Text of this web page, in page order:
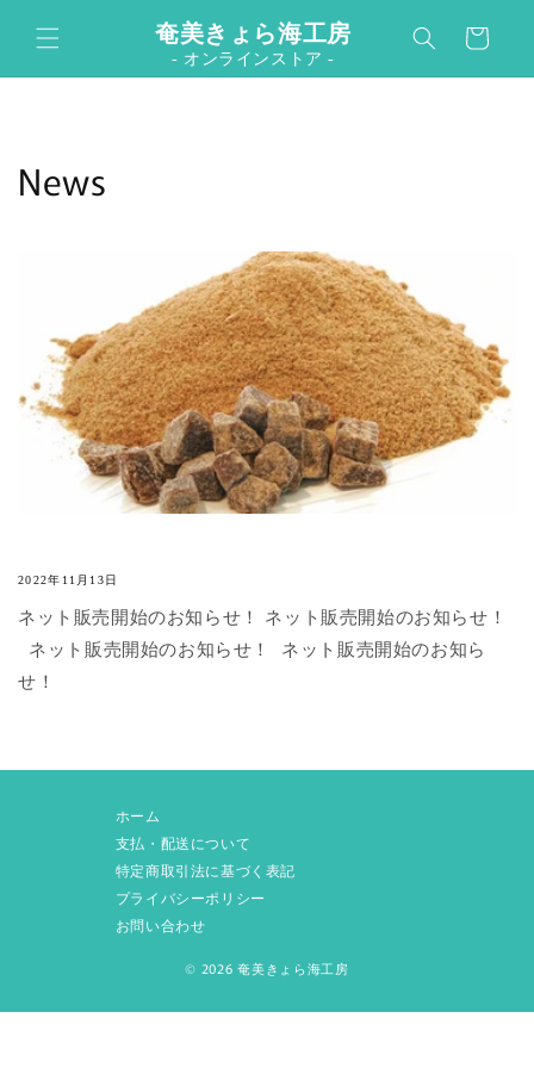
ンツに
進む
奄美きょら海工房
- オンラインストア -
ー
News
2022年11月13日
ネット販売開始のお知らせ！ ネット販売開始のお知らせ！
ネット販売開始のお知らせ！ ネット販売開始のお知ら
せ！
ホーム
支払・配送について
特定商取引法に基づく表記
プライバシーポリシー
お問い合わせ
© 2026奄美きょら海工房